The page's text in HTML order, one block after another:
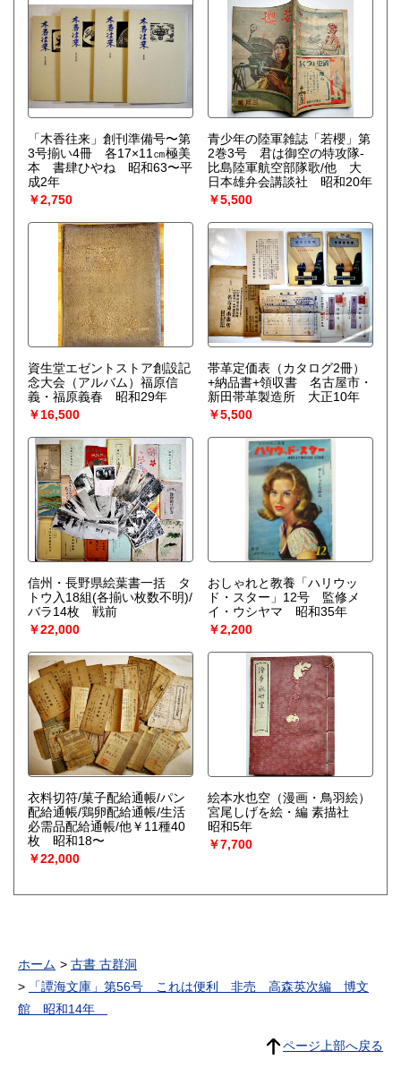
「木香往来」創刊準備号〜第
3号揃い4冊 各17×11㎝極美
本 書肆ひやね 昭和63〜平
成2年
￥2,750
青少年の陸軍雑誌「若櫻」第
2巻3号 君は御空の特攻隊-
比島陸軍航空部隊歌/他 大
日本雄弁会講談社 昭和20年
￥5,500
資生堂エゼントストア創設記
念大会（アルバム）福原信
義・福原義春 昭和29年
￥16,500
帯革定価表（カタログ2冊）
+納品書+領収書 名古屋市・
新田帯革製造所 大正10年
￥5,500
信州・長野県絵葉書一括 タ
トウ入18組(各揃い枚数不明)/
バラ14枚 戦前
￥22,000
おしゃれと教養「ハリウッ
ド・スター」12号 監修メ
イ・ウシヤマ 昭和35年
￥2,200
衣料切符/菓子配給通帳/パン
配給通帳/鶏卵配給通帳/生活
必需品配給通帳/他￥11種40
枚 昭和18〜
￥22,000
絵本水也空（漫画・鳥羽絵）
宮尾しげを絵・編 素描社
昭和5年
￥7,700
ホーム
古書 古群洞
「譚海文庫」第56号 これは便利 非売 高森英次編 博文
館 昭和14年
ページ上部へ戻る